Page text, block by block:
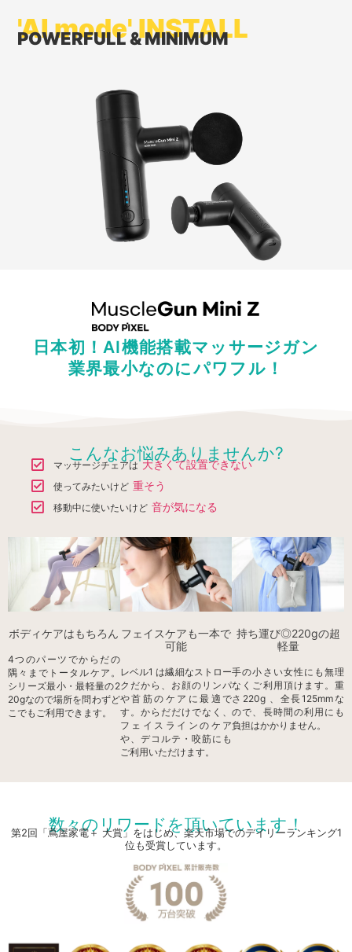
'AI mode' INSTALL
POWERFULL & MINIMUM
日本初！AI機能搭載マッサージガン
業界最小なのにパワフル！
こんなお悩みありませんか?
マッサージチェアは 大きくて設置できない
使ってみたいけど 重そう
移動中に使いたいけど 音が気になる
ボディケアはもちろん
4つのパーツでからだの
隅々までトータルケア。
シリーズ最小・最軽量の2
20gなので場所を問わずど
こでもご利用できます。
フェイスケアも一本で
可能
レベル1 は繊細なストロー
クだから、お顔のリンパ
や首筋のケアに最適で
す。からだだけでなく、
フェイスラインのケア
や、デコルテ・咬筋にも
ご利用いただけます。
持ち運び◎220gの超
軽量
手の小さい女性にも無理
なくご利用頂けます。重
さ220g 、全長125mmな
ので、長時間の利用にも
負担はかかりません。
数々のリワードを頂いています！
第2回「蔦屋家電＋ 大賞」をはじめ、楽天市場でのデイリーランキング1
位も受賞しています。